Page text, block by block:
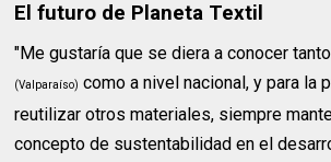
El futuro de Planeta Textil
"Me gustaría que se diera a conocer
(Valparaíso) como a nivel nacional, y para la
reutilizar otros materiales, siempre
concepto de sustentabilidad en el